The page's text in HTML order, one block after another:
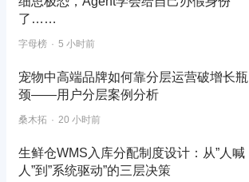
了……
字母榜 5 小时前
宠物中高端品牌如何靠分层运营破增长瓶
颈——用户分层案例分析
桑木拓 20 小时前
生鲜仓WMS入库分配制度设计：从”人喊
人”到”系统驱动”的三层决策